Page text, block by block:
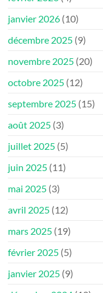
janvier 2026 (10)
décembre 2025 (9)
novembre 2025 (20)
octobre 2025 (12)
septembre 2025 (15)
août 2025 (3)
juillet 2025 (5)
juin 2025 (11)
mai 2025 (3)
avril 2025 (12)
mars 2025 (19)
février 2025 (5)
janvier 2025 (9)